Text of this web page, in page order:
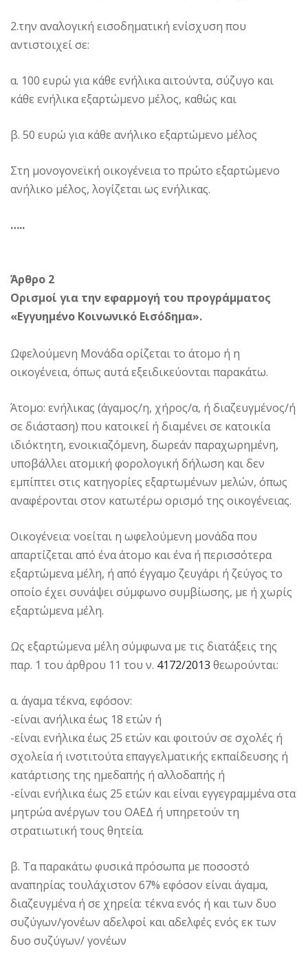
2.την αναλογική εισοδηματική ενίσχυση που
αντιστοιχεί σε:
α. 100 ευρώ για κάθε ενήλικα αιτούντα, σύζυγο και
κάθε ενήλικα εξαρτώμενο μέλος, καθώς και
β. 50 ευρώ για κάθε ανήλικο εξαρτώμενο μέλος
Στη μονογονεϊκή οικογένεια το πρώτο εξαρτώμενο
ανήλικο μέλος, λογίζεται ως ενήλικας.
…..
Άρθρο 2
Ορισμοί για την εφαρμογή του προγράμματος
«Εγγυημένο Κοινωνικό Εισόδημα».
Ωφελούμενη Μονάδα ορίζεται το άτομο ή η
οικογένεια, όπως αυτά εξειδικεύονται παρακάτω.
Άτομο: ενήλικας (άγαμος/η, χήρος/α, ή διαζευγμένος/ή
σε διάσταση) που κατοικεί ή διαμένει σε κατοικία
ιδιόκτητη, ενοικιαζόμενη, δωρεάν παραχωρημένη,
υποβάλλει ατομική φορολογική δήλωση και δεν
εμπίπτει στις κατηγορίες εξαρτωμένων μελών, όπως
αναφέρονται στον κατωτέρω ορισμό της οικογένειας.
Οικογένεια: νοείται η ωφελούμενη μονάδα που
απαρτίζεται από ένα άτομο και ένα ή περισσότερα
εξαρτώμενα μέλη, ή από έγγαμο ζευγάρι ή ζεύγος το
οποίο έχει συνάψει σύμφωνο συμβίωσης, με ή χωρίς
εξαρτώμενα μέλη.
Ως εξαρτώμενα μέλη σύμφωνα με τις διατάξεις της
παρ. 1 του άρθρου 11 του ν. 4172/2013 θεωρούνται:
α. άγαμα τέκνα, εφόσον:
-είναι ανήλικα έως 18 ετών ή
-είναι ενήλικα έως 25 ετών και φοιτούν σε σχολές ή
σχολεία ή ινστιτούτα επαγγελματικής εκπαίδευσης ή
κατάρτισης της ημεδαπής ή αλλοδαπής ή
-είναι ενήλικα έως 25 ετών και είναι εγγεγραμμένα στα
μητρώα ανέργων του ΟΑΕΔ ή υπηρετούν τη
στρατιωτική τους θητεία.
β. Τα παρακάτω φυσικά πρόσωπα με ποσοστό
αναπηρίας τουλάχιστον 67% εφόσον είναι άγαμα,
διαζευγμένα ή σε χηρεία: τέκνα ενός ή και των δυο
συζύγων/γονέων αδελφοί και αδελφές ενός εκ των
δυο συζύγων/ γονέων